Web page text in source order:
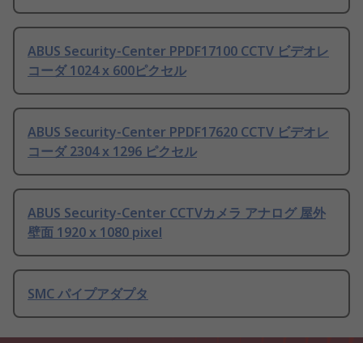
ABUS Security-Center PPDF17100 CCTV ビデオレ
コーダ 1024 x 600ピクセル
ABUS Security-Center PPDF17620 CCTV ビデオレ
コーダ 2304 x 1296 ピクセル
ABUS Security-Center CCTVカメラ アナログ 屋外
壁面 1920 x 1080 pixel
SMC パイプアダプタ